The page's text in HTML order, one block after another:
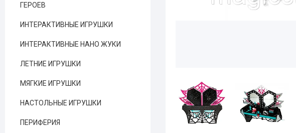
ГЕРОЕВ
ИНТЕРАКТИВНЫЕ ИГРУШКИ
ИНТЕРАКТИВНЫЕ НАНО ЖУКИ
ЛЕТНИЕ ИГРУШКИ
МЯГКИЕ ИГРУШКИ
НАСТОЛЬНЫЕ ИГРУШКИ
ПЕРИФЕРИЯ